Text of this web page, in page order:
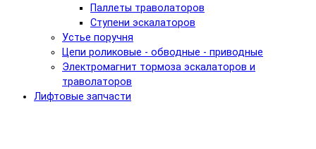
Паллеты траволаторов
Ступени эскалаторов
Устье поручня
Цепи роликовые - обводные - приводные
Электромагнит тормоза эскалаторов и
траволаторов
Лифтовые запчасти